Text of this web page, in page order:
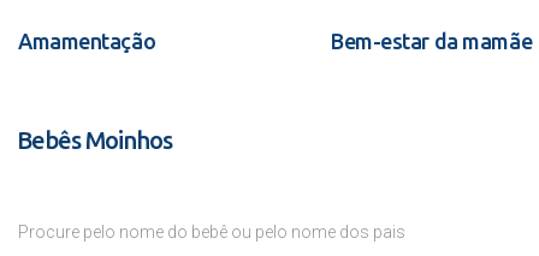
Amamentação Bem-estar da mamãe
Bebês Moinhos
Procure pelo nome do bebê ou pelo nome dos pais